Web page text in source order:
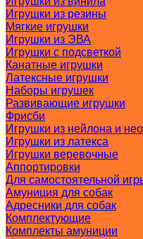
Игрушки из резины
Мягкие игрушки
Игрушки из ЭВА
Игрушки с подсветкой
Канатные игрушки
Латексные игрушки
Наборы игрушек
Развивающие игрушки
Фрисби
Игрушки из нейлона и
Игрушки из латекса
Игрушки веревочные
Аппортировки
Для самостоятельной
Амуниция для собак
Адресники для собак
Комплектующие
Комплекты амуниции